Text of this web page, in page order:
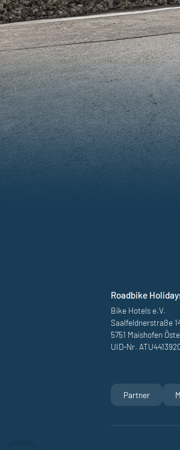
Roadbike
Bike Hotels e.V.
Saalfeldnerstraße
5751 Maishofen
UID-Nr.
Partner